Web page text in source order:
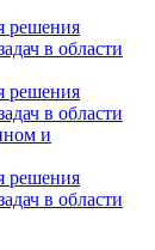
решения
в области
решения
в области
и
решения
в области